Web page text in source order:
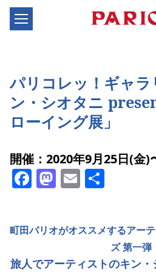
パリコレッ！ギャ
ン・シオタニ
ローイング展」
開催：2020年9月25日(金)
Facebook
Mastodon
Email
町田パリオがオススメするアー
ズ 第一弾
旅人でアーティストのキン